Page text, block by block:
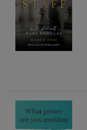
WISHLIST
PESQUISAR